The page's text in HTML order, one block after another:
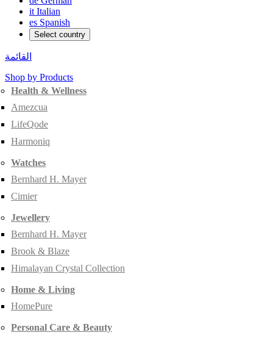
it Italian
es Spanish
Select country
القائمة
Shop by Products
Health & Wellness
Amezcua
LifeQode
Harmoniq
Watches
Bernhard H. Mayer
Cimier
Jewellery
Bernhard H. Mayer
Brook & Blaze
Himalayan Crystal Collection
Home & Living
HomePure
Personal Care & Beauty